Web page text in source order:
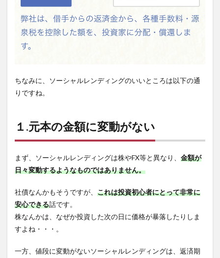
ちなみに、ソーシャルレンディングのいいところは以下の通
りですね。
１.元本の金額に変動がない
まず、ソーシャルレンディングは株やFX等と異なり、 金額が
日々変動するようなものではありません。
社債なんかもそうですが、 これは投資初心者にとって非常に
安心できる話です。
株なんかは、なぜか投資した次の日に価格が暴落したりしま
すよね・・・。
一方、値段に変動がないソーシャルレンディングは、返済期